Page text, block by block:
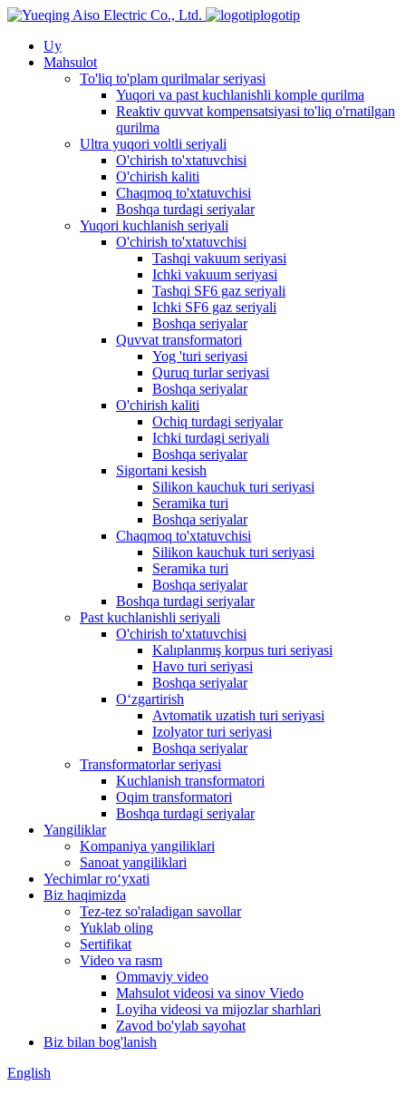
logotip
Uy
Mahsulot
To'liq to'plam qurilmalar seriyasi
Yuqori va past kuchlanishli komple qurilma
Reaktiv quvvat kompensatsiyasi to'liq o'rnatilgan
qurilma
Ultra yuqori voltli seriyali
O'chirish to'xtatuvchisi
O'chirish kaliti
Chaqmoq to'xtatuvchisi
Boshqa turdagi seriyalar
Yuqori kuchlanish seriyali
O'chirish to'xtatuvchisi
Tashqi vakuum seriyasi
Ichki vakuum seriyasi
Tashqi SF6 gaz seriyali
Ichki SF6 gaz seriyali
Boshqa seriyalar
Quvvat transformatori
Yog 'turi seriyasi
Quruq turlar seriyasi
Boshqa seriyalar
O'chirish kaliti
Ochiq turdagi seriyalar
Ichki turdagi seriyali
Boshqa seriyalar
Sigortani kesish
Silikon kauchuk turi seriyasi
Seramika turi
Boshqa seriyalar
Chaqmoq to'xtatuvchisi
Silikon kauchuk turi seriyasi
Seramika turi
Boshqa seriyalar
Boshqa turdagi seriyalar
Past kuchlanishli seriyali
O'chirish to'xtatuvchisi
Kalıplanmış korpus turi seriyasi
Havo turi seriyasi
Boshqa seriyalar
Oʻzgartirish
Avtomatik uzatish turi seriyasi
Izolyator turi seriyasi
Boshqa seriyalar
Transformatorlar seriyasi
Kuchlanish transformatori
Oqim transformatori
Boshqa turdagi seriyalar
Yangiliklar
Kompaniya yangiliklari
Sanoat yangiliklari
Yechimlar roʻyxati
Biz haqimizda
Tez-tez so'raladigan savollar
Yuklab oling
Sertifikat
Video va rasm
Ommaviy video
Mahsulot videosi va sinov Viedo
Loyiha videosi va mijozlar sharhlari
Zavod bo'ylab sayohat
Biz bilan bog'lanish
English